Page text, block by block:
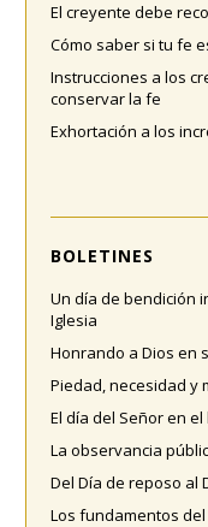
El creyente debe
Cómo saber si tu fe
Instrucciones a los
conservar la fe
Exhortación a los
BOLETINES
Un día de bendición
Iglesia
Honrando a Dios en
Piedad, necesidad y
El día del Señor en
La observancia
Del Día de reposo al
Los fundamentos